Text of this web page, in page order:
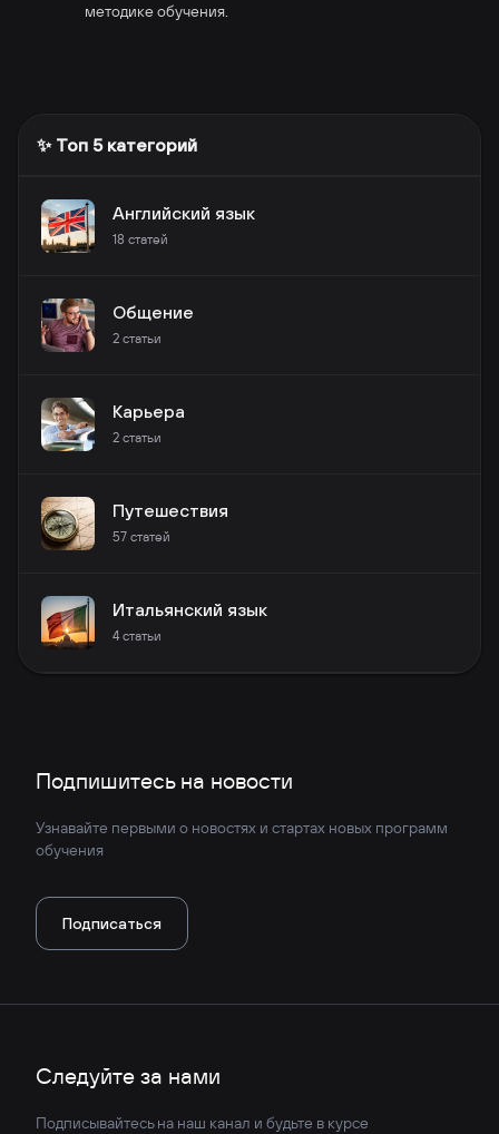
методике обучения.
✨ Топ 5 категорий
Английский язык
18 статей
Общение
2 статьи
Карьера
2 статьи
Путешествия
57 статей
Итальянский язык
4 статьи
Подпишитесь на новости
Узнавайте первыми о новостях и стартах новых программ
обучения
Подписаться
Следуйте за нами
Подписывайтесь на наш канал и будьте в курсе